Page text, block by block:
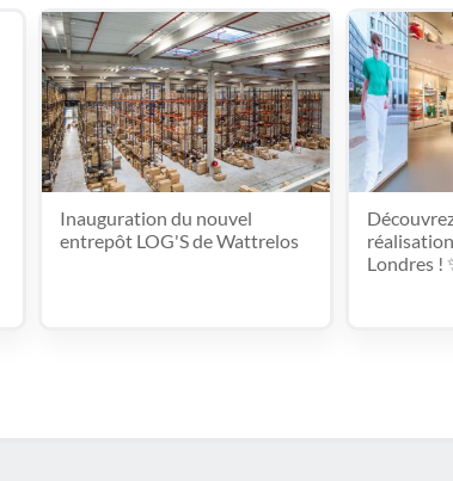
Inauguration du nouvel
entrepôt LOG'S de Wattrelos
Londres !